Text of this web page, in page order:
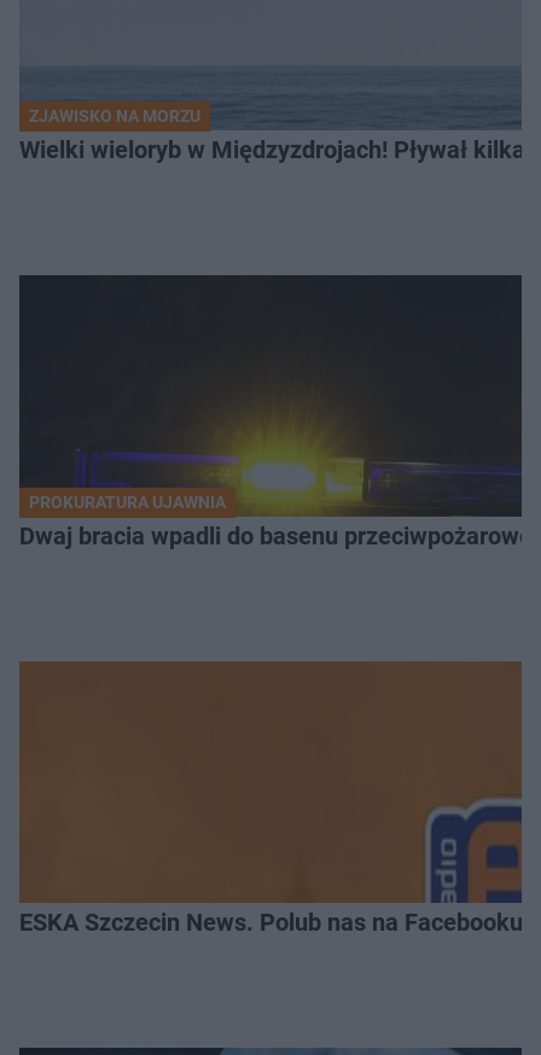
ZJAWISKO NA MORZU
Wielki wieloryb w Międzyzdrojach! Pływał
PROKURATURA UJAWNIA
Dwaj bracia wpadli do basenu
ESKA Szczecin News. Polub nas na Facebooku!